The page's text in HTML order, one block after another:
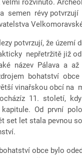
velmi rozvinuto.
semen révy
potvrzují, že území
nepřetržitě již
název Pálava a
bohatství
vinařskou obcí na
11. století,
Od první
set let stala pevnou
obce bylo